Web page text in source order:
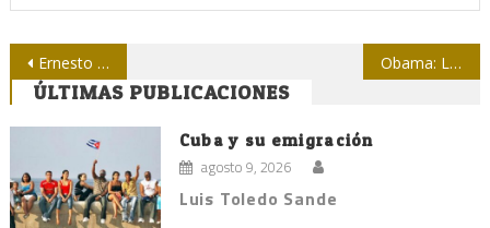
Navegación
de
entradas
Ernesto “el hombre nuevo” Obama: Lágrimas vertidas por quienes doblan las campanas
ÚLTIMAS PUBLICACIONES
Cuba y su emigración
agosto 9, 2026
Luis Toledo Sande